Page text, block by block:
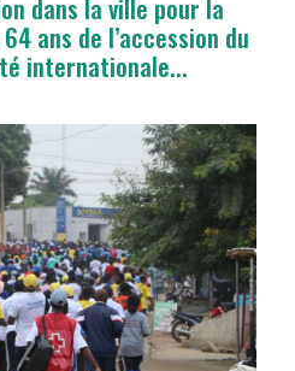
dans la ville pour la
ans de l’accession du
internationale...